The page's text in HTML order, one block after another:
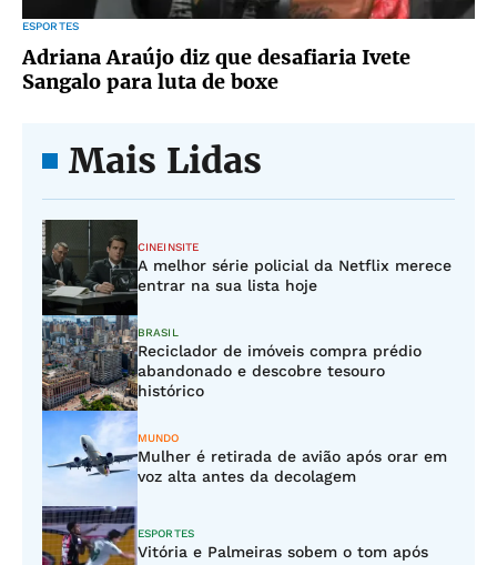
ESPORTES
Adriana Araújo diz que desafiaria Ivete
Sangalo para luta de boxe
Mais Lidas
CINEINSITE
A melhor série policial da Netflix merece
entrar na sua lista hoje
BRASIL
Reciclador de imóveis compra prédio
abandonado e descobre tesouro
histórico
MUNDO
Mulher é retirada de avião após orar em
voz alta antes da decolagem
ESPORTES
Vitória e Palmeiras sobem o tom após